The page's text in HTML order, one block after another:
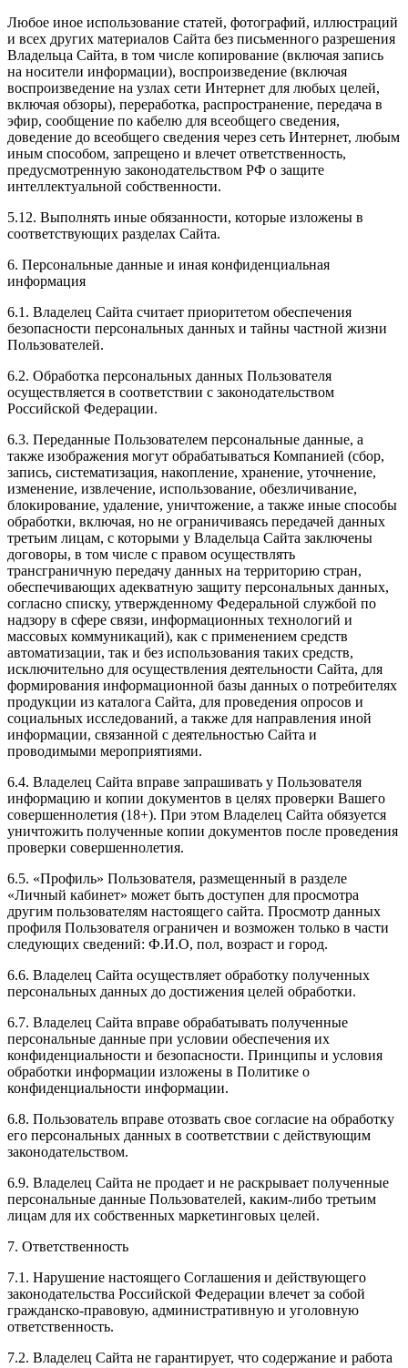
Любое иное использование статей, фотографий, иллюстраций
и всех других материалов Сайта без письменного разрешения
Владельца Сайта, в том числе копирование (включая запись
на носители информации), воспроизведение (включая
воспроизведение на узлах сети Интернет для любых целей,
включая обзоры), переработка, распространение, передача в
эфир, сообщение по кабелю для всеобщего сведения,
доведение до всеобщего сведения через сеть Интернет, любым
иным способом, запрещено и влечет ответственность,
предусмотренную законодательством РФ о защите
интеллектуальной собственности.
5.12. Выполнять иные обязанности, которые изложены в
соответствующих разделах Сайта.
6. Персональные данные и иная конфиденциальная
информация
6.1. Владелец Сайта считает приоритетом обеспечения
безопасности персональных данных и тайны частной жизни
Пользователей.
6.2. Обработка персональных данных Пользователя
осуществляется в соответствии с законодательством
Российской Федерации.
6.3. Переданные Пользователем персональные данные, а
также изображения могут обрабатываться Компанией (сбор,
запись, систематизация, накопление, хранение, уточнение,
изменение, извлечение, использование, обезличивание,
блокирование, удаление, уничтожение, а также иные способы
обработки, включая, но не ограничиваясь передачей данных
третьим лицам, с которыми у Владельца Сайта заключены
договоры, в том числе с правом осуществлять
трансграничную передачу данных на территорию стран,
обеспечивающих адекватную защиту персональных данных,
согласно списку, утвержденному Федеральной службой по
надзору в сфере связи, информационных технологий и
массовых коммуникаций), как с применением средств
автоматизации, так и без использования таких средств,
исключительно для осуществления деятельности Сайта, для
формирования информационной базы данных о потребителях
продукции из каталога Сайта, для проведения опросов и
социальных исследований, а также для направления иной
информации, связанной с деятельностью Сайта и
проводимыми мероприятиями.
6.4. Владелец Сайта вправе запрашивать у Пользователя
информацию и копии документов в целях проверки Вашего
совершеннолетия (18+). При этом Владелец Сайта обязуется
уничтожить полученные копии документов после проведения
проверки совершеннолетия.
6.5. «Профиль» Пользователя, размещенный в разделе
«Личный кабинет» может быть доступен для просмотра
другим пользователям настоящего сайта. Просмотр данных
профиля Пользователя ограничен и возможен только в части
следующих сведений: Ф.И.О, пол, возраст и город.
6.6. Владелец Сайта осуществляет обработку полученных
персональных данных до достижения целей обработки.
6.7. Владелец Сайта вправе обрабатывать полученные
персональные данные при условии обеспечения их
конфиденциальности и безопасности. Принципы и условия
обработки информации изложены в Политике о
конфиденциальности информации.
6.8. Пользователь вправе отозвать свое согласие на обработку
его персональных данных в соответствии с действующим
законодательством.
6.9. Владелец Сайта не продает и не раскрывает полученные
персональные данные Пользователей, каким-либо третьим
лицам для их собственных маркетинговых целей.
7. Ответственность
7.1. Нарушение настоящего Соглашения и действующего
законодательства Российской Федерации влечет за собой
гражданско-правовую, административную и уголовную
ответственность.
7.2. Владелец Сайта не гарантирует, что содержание и работа